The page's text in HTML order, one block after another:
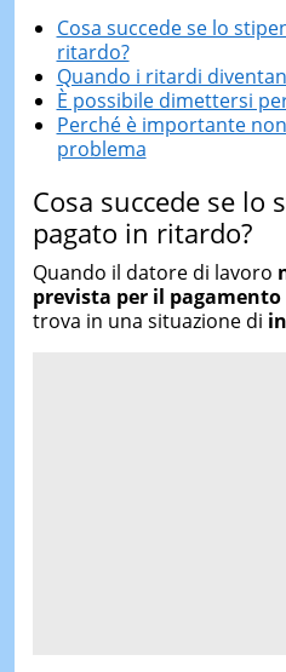
Cosa succede se lo
ritardo?
Quando i ritardi
È possibile dimettersi
Perché è importante
problema
Cosa succede se lo
pagato in ritardo?
Quando il datore di lavoro
prevista per il pagamento
trova in una situazione di